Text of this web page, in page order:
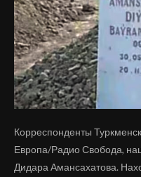
Корреспонденты
Европа/Радио Свобода,
Дидара Амансахатова.